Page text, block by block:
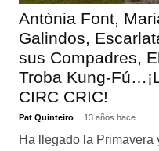
Antònia Font,
Galindos,
sus Compadres,
Troba Kung-
CIRC CRIC!
Pat Quinteiro 13 años hace
Ha llegado la Primavera